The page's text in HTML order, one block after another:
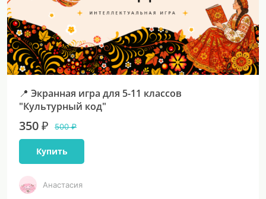
📍 Экранная игра для 5-11 классов
"Культурный код"
350 ₽ 500 ₽
Купить
Анастасия